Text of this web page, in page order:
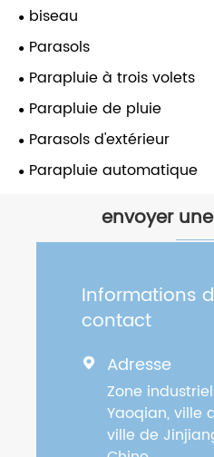
biseau
Parasols
Parapluie à trois volets
Parapluie de pluie
Parasols d'extérieur
Parapluie automatique
envoyer
Informations
contact
 Adresse
Zone
Yaoqian, ville
ville de